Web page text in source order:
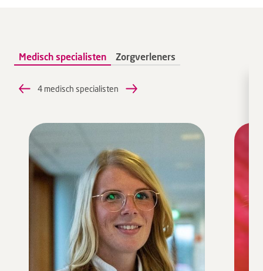
Medisch specialisten Zorgverleners
4 medisch specialisten